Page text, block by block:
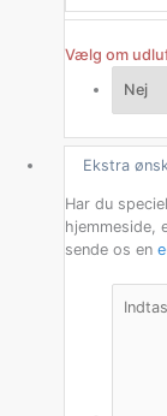
Vælg om
Ekstra
Har du
hjemmeside,
sende os en